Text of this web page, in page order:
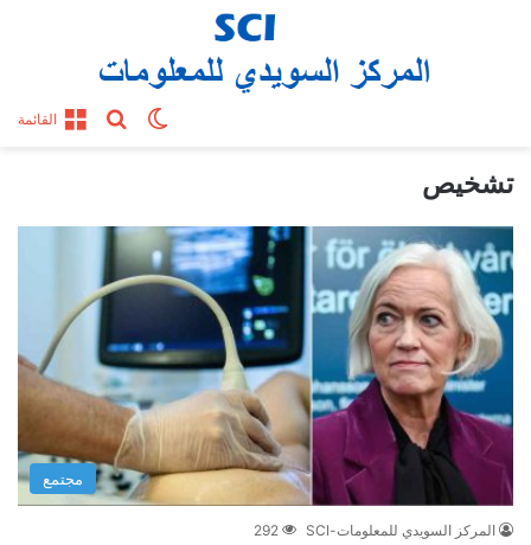
القائمةبحث عن
الوضع المظلم
تشخيص
مجتمع
المركز السويدي للمعلومات-SCI 292